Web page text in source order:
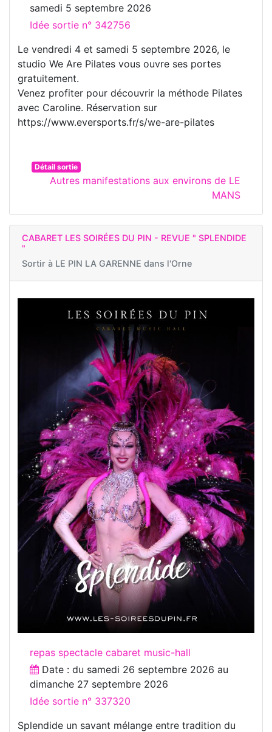
samedi 5 septembre 2026
Idée sortie n° 342756
Le vendredi 4 et samedi 5 septembre 2026, le
studio We Are Pilates vous ouvre ses portes
gratuitement.
Venez profiter pour découvrir la méthode Pilates
avec Caroline. Réservation sur
https://www.eversports.fr/s/we-are-pilates
Détail sortie
Autres manifestations aux environs de LE
MANS
CABARET LES SOIRÉES DU PIN - REVUE " SPLENDIDE
"
Sortir à LE PIN LA GARENNE dans l'Orne
repas spectacle cabaret music-hall
Date : du samedi 26 septembre 2026 au
dimanche 27 septembre 2026
Idée sortie n° 337320
Splendide un savant mélange entre tradition du